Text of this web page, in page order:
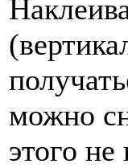
можно
этого не